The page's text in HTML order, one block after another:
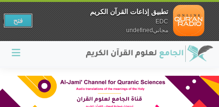
تطبيق إذاعات القرآن الكريم
EDC
مجانيundefined
فتح